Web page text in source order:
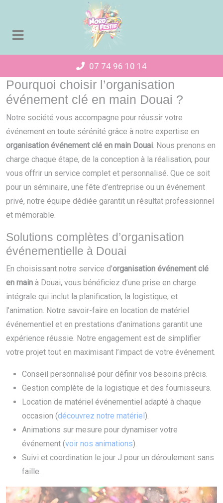
07 74 96 10 14
Pourquoi choisir l’organisation
événement clé en main Douai ?
Notre société vous accompagne pour réussir votre
événement en toute sérénité grâce à notre expertise en
organisation événement clé en main Douai. Nous prenons en
charge chaque étape, de la conception à la réalisation, pour
vous offrir un service complet et personnalisé. Que ce soit
pour un séminaire, une fête d’entreprise ou un événement
privé, notre équipe dédiée garantit un résultat professionnel
et mémorable.
Solutions complètes d’organisation
événementielle à Douai
En choisissant notre service d'organisation événement clé
en main à Douai, vous bénéficiez d’une prise en charge
intégrale qui inclut la planification, la logistique, et
l’animation. Notre savoir-faire en location de matériel
événementiel et en prestations d’animations garantit une
expérience réussie. Notre engagement est de simplifier
votre projet tout en maximisant l’impact de votre événement.
Conseil personnalisé pour définir vos besoins précis.
Gestion complète de la logistique et des fournisseurs.
Location de matériel événementiel adapté à chaque
occasion (découvrez notre matériel).
Animations sur mesure pour dynamiser votre
événement (voir nos animations).
Suivi et coordination le jour J pour un déroulement sans
faille.
Panneau de gestion des cookies